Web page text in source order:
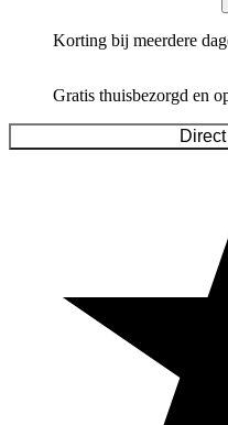
Korting bij meerdere
Gratis thuisbezorgd en